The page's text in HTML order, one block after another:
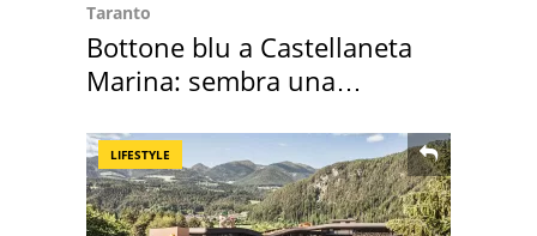
Taranto
Bottone blu a Castellaneta
Marina: sembra una
LIFESTYLE